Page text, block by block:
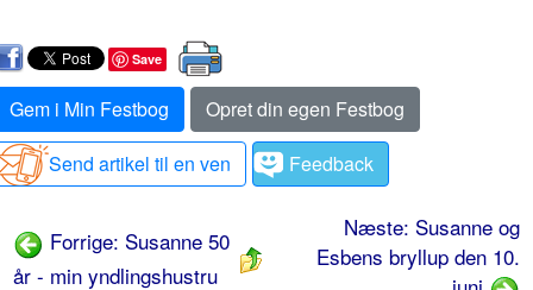
Save
Gem i Min Festbog
Opret din egen Festbog
Send artikel til en ven
Feedback
Forrige: Susanne 50
år - min yndlingshustru
Næste: Susanne og
Esbens bryllup den 10.